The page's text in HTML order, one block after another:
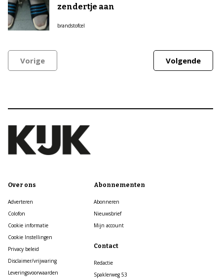
zendertje aan
brandstofcel
Vorige Volgende
Over ons
Adverteren
Colofon
Cookie informatie
Cookie Instellingen
Privacy beleid
Disclaimer/vrijwaring
Leveringsvoorwaarden
Abonnementen
Abonneren
Nieuwsbrief
Mijn account
Contact
Redactie
Spaklerweg 53